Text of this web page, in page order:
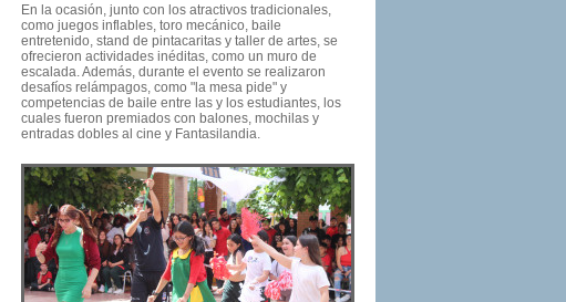
En la ocasión, junto con los atractivos tradicionales,
como juegos inflables, toro mecánico, baile
entretenido, stand de pintacaritas y taller de artes, se
ofrecieron actividades inéditas, como un muro de
escalada. Además, durante el evento se realizaron
desafíos relámpagos, como "la mesa pide" y
competencias de baile entre las y los estudiantes, los
cuales fueron premiados con balones, mochilas y
entradas dobles al cine y Fantasilandia.